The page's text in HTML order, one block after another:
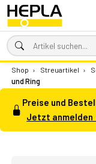
Shop › Streuartikel ›
und Ring
Preise und
Jetzt anmelden